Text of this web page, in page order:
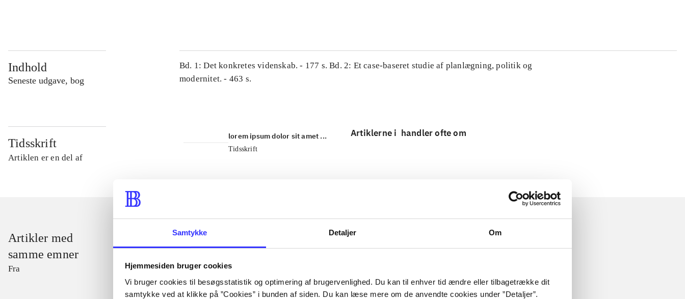
Samtykke Detaljer Om
Hjemmesiden bruger cookies
Vi bruger cookies til besøgsstatistik og optimering af brugervenlighed. Du kan til enhver tid ændre eller tilbagetrække dit
samtykke ved at klikke på ”Cookies” i bunden af siden. Du kan læse mere om de anvendte cookies under ”Detaljer”.
Indhold
Seneste udgave, bog
Bd. 1: Det konkretes videnskab. - 177 s. Bd. 2: Et case-baseret studie af planlægning, politik og
modernitet. - 463 s.
Tidsskrift
Artiklen er en del af
lorem ipsum dolor sit amet ...
Tidsskrift
Artiklerne i handler ofte om
Artikler med
samme emner
Fra